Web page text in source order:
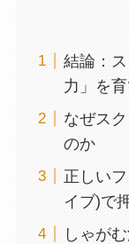
結論：
力」を
なぜス
のか
正しい
イブ)で
しゃが